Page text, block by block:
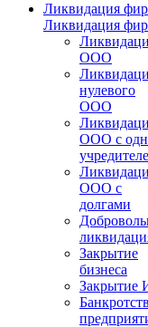
Ликвидация
Ликвидация
ООО
нулевого
ООО
ООО с
ООО с
долгами
Закрытие
бизнеса
Закрытие